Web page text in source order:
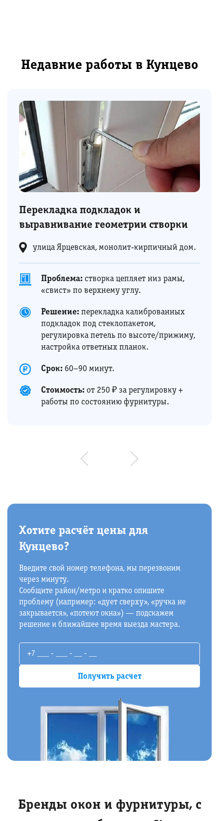
Недавние работы в Кунцево
Перекладка подкладок и
выравнивание геометрии створки
улица Ярцевская, монолит‑кирпичный дом.
Проблема: створка цепляет низ рамы,
«свист» по верхнему углу.
Решение: перекладка калиброванных
подкладок под стеклопакетом,
регулировка петель по высоте/прижиму,
настройка ответных планок.
Срок: 60–90 минут.
Стоимость: от 250 ₽ за регулировку +
работы по состоянию фурнитуры.
Хотите расчёт цены для
Кунцево?
Введите свой номер телефона, мы перезвоним
через минуту.
Сообщите район/метро и кратко опишите
проблему (например: «дует сверху», «ручка не
закрывается», «потеют окна») — подскажем
решение и ближайшее время выезда мастера.
Бренды окон и фурнитуры, с